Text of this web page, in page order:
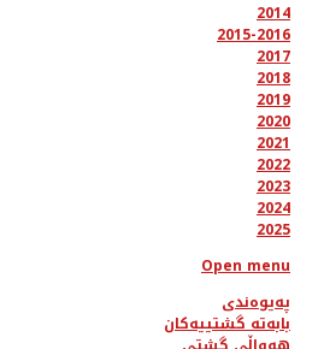
2014
2015-2016
2017
2018
2019
2020
2021
2022
2023
2024
2025
Open menu
پەیوەندی
بابەتە گشتییەکان